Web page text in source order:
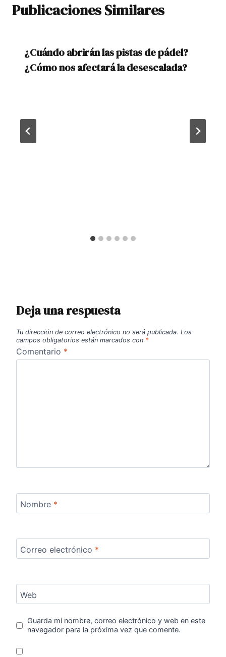
Publicaciones Similares
¿Cuándo abrirán las pistas de pádel?
¿Cómo nos afectará la desescalada?
Deja una respuesta
Tu dirección de correo electrónico no será publicada. Los
campos obligatorios están marcados con *
Comentario *
Nombre *
Correo electrónico *
Web
Guarda mi nombre, correo electrónico y web en este
navegador para la próxima vez que comente.